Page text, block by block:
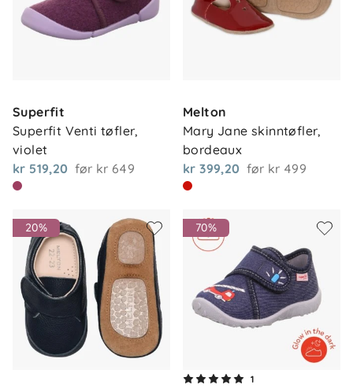
Superfit
Superfit Venti tøfler,
violet
kr 519,20 før kr 649
Melton
Mary Jane skinntøfler,
bordeaux
kr 399,20 før kr 499
20% 70%
1